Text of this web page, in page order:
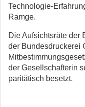
Technologie-
Ramge.
Die Aufsichtsräte der
der Bundesdruckerei
der Gesellschafterin
paritätisch besetzt.